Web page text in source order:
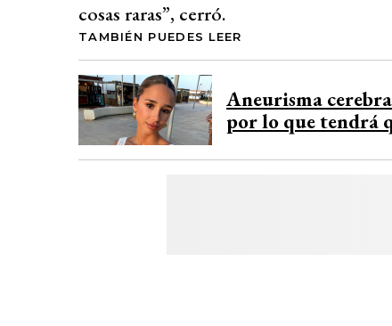
cosas raras”, cerró.
TAMBIÉN PUEDES LEER
Aneurisma
por lo que tendrá